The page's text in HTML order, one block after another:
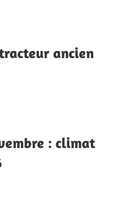
ancien
: climat